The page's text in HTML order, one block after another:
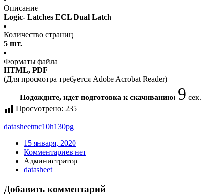
Описание
Logic- Latches ECL Dual Latch
Количество страниц
5 шт.
Форматы файла
HTML, PDF
(Для просмотра требуется Adobe Acrobat Reader)
Подождите, идет подготовка к скачиванию: 9 сек.
Просмотрено: 235
datasheetmc10h130pg
15 января, 2020
Комментариев нет
Администратор
datasheet
Добавить комментарий